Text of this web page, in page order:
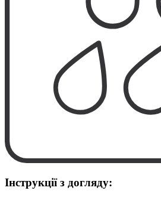
Інструкції з догляду: